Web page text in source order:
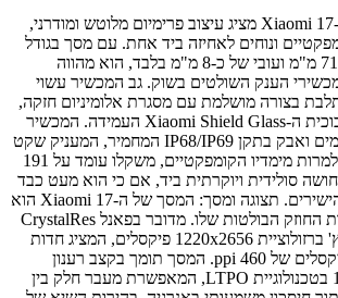
עיצוב ואיכות בנייה: ה-Xiaomi 17 מציג עיצוב פרימיום מלוטש ומודרני,
ונוחים לאחיזה ביד אחת. עם מסך בגודל
6.3 אינץ', רוחב של 71.8 מ"מ ועובי של כ-8 מ"מ בלבד, הוא מהווה
הענק השולטים בשוק. גב המכשיר עשוי
בצורה מושלמת עם מסגרת אלומיניום חזקה,
והחזית מוגנת על ידי זכוכית ה-Xiaomi Shield Glass העמידה. המכשיר
מציע עמידות מלאה למים ואבק בתקן IP68/IP69 המחמיר, המעניק שקט
נפשי בשימוש יומיומי. למרות מימדיו הקומפקטיים, משקלו עומד על 191
סולידית ויוקרתית ביד, אם כי הוא מעט כבד
יותר מחלק ממתחריו הישירים. תצוגה ומסך: המסך של ה-Xiaomi 17 הוא
ללא ספק אחת מנקודות החוזק הבולטות שלו. מדובר בפאנל CrystalRes
OLED בגודל 6.3 אינץ' ברזולוציית 1220x2656 פיקסלים, המציג חדות
יוצאת דופן וצפיפות פיקסלים של 460 ppi. המסך תומך בקצב רענון
אדפטיבי של 1-120Hz בטכנולוגיית LTPO, המאפשרת מעבר חלק בין